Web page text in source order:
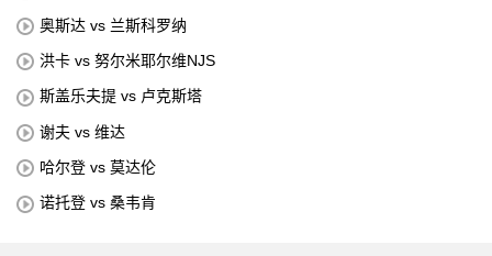
奥斯达 vs 兰斯科罗纳
洪卡 vs 努尔米耶尔维NJS
斯盖乐夫提 vs 卢克斯塔
谢夫 vs 维达
哈尔登 vs 莫达伦
诺托登 vs 桑韦肯